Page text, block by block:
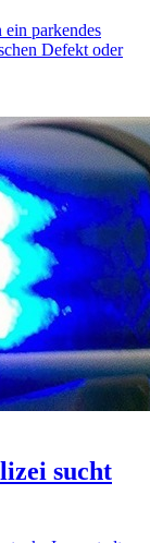
parkendes
Defekt oder
sucht